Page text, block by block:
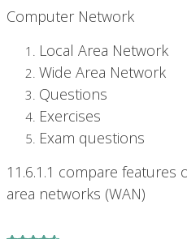
Computer Network
Local Area Network
Wide Area Network
Questions
Exercises
Exam questions
11.6.1.1 compare features
area networks (WAN)